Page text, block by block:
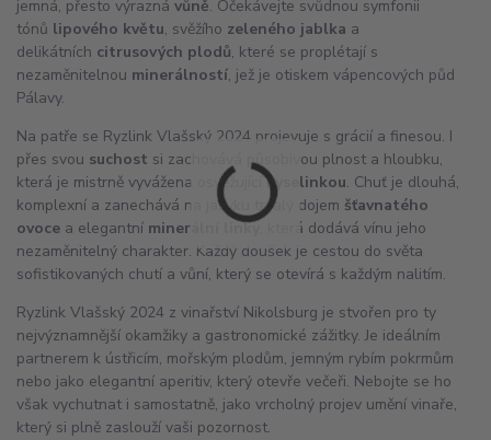
jemná, přesto výrazná vůně. Očekávejte svůdnou symfonii
tónů lipového květu, svěžího zeleného jablka a
delikátních citrusových plodů, které se proplétají s
nezaměnitelnou minerálností, jež je otiskem vápencových půd
Pálavy.
Na patře se Ryzlink Vlašský 2024 projevuje s grácií a finesou. I
přes svou suchost si zachovává působivou plnost a hloubku,
která je mistrně vyvážena osvěžujícíkyselinkou. Chuť je dlouhá,
komplexní a zanechává na jazyku trvalý dojem šťavnatého
ovoce a elegantní minerální linky
, která dodává vínu jeho
nezaměnitelný charakter. Každý doušek je cestou do světa
sofistikovaných chutí a vůní, který se otevírá s každým nalitím.
Ryzlink Vlašský 2024 z vinařství Nikolsburg je stvořen pro ty
nejvýznamnější okamžiky a gastronomické zážitky. Je ideálním
partnerem k ústřicím, mořským plodům, jemným rybím pokrmům
nebo jako elegantní aperitiv, který otevře večeři. Nebojte se ho
však vychutnat i samostatně, jako vrcholný projev umění vinaře,
který si plně zaslouží vaši pozornost.